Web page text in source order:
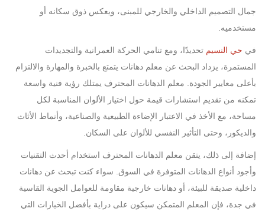
جمال التصميم الداخلي والخارجي للمبنى، ويعكس ذوق سكانه أو
مستخدميه.
في حي النسيم تحديدًا، ومع تنامي الحركة العمرانية والتجديدات
المستمرة، يزداد البحث عن معلم دهانات يتمتع بالخبرة والمهارة والالتزام
بأعلى معايير الجودة. معلم الدهانات المحترف يمتلك رؤية فنية واسعة
تمكنه من تقديم استشارات قيمة حول اختيار الألوان المناسبة لكل
مساحة، مع الأخذ في الاعتبار الإضاءة الطبيعية والصناعية، وأنماط الأثاث
والديكور، وحتى التأثير النفسي للألوان على السكان.
إضافة إلى ذلك، يتقن معلم الدهانات المحترف استخدام أحدث التقنيات
وأجود أنواع الدهانات المتوفرة في السوق. سواء كنت تبحث عن دهانات
داخلية صديقة للبيئة، أو دهانات خارجية مقاومة للعوامل الجوية القاسية
في جدة، فإن المعلم المتمكن سيكون على دراية بأفضل الخيارات التي